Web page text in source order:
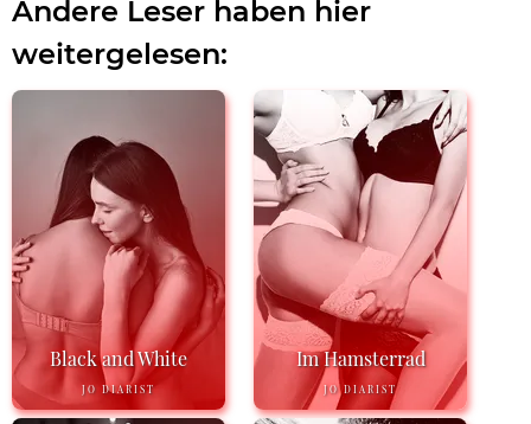
Andere Leser haben hier
weitergelesen:
Black and White
JO DIARIST
Im Hamsterrad
JO DIARIST